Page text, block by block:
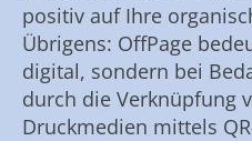
positiv auf Ihre
Übrigens: OffPage
digital, sondern bei
durch die Verknüpfung
Druckmedien mittels